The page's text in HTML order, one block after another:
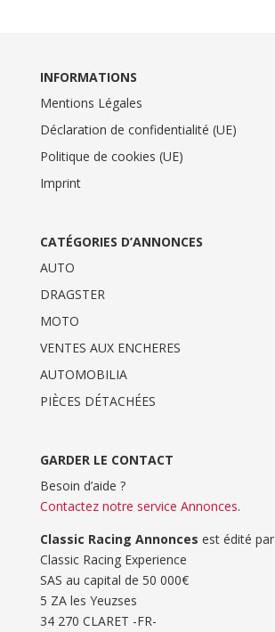
INFORMATIONS
Mentions Légales
Déclaration de confidentialité (UE)
Politique de cookies (UE)
Imprint
CATÉGORIES D’ANNONCES
AUTO
DRAGSTER
MOTO
VENTES AUX ENCHERES
AUTOMOBILIA
PIÈCES DÉTACHÉES
GARDER LE CONTACT
Besoin d’aide ?
Contactez notre service Annonces.
Classic Racing Annonces est édité par
Classic Racing Experience
SAS au capital de 50 000€
5 ZA les Yeuzses
34 270 CLARET -FR-